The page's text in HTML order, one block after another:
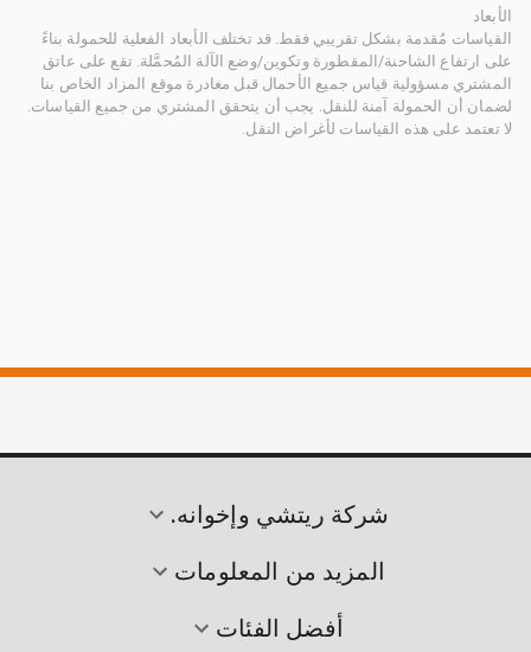
الأبعاد
القياسات مُقدمة بشكل تقريبي فقط. قد تختلف الأبعاد الفعلية للحمولة بناءً
على ارتفاع الشاحنة/المقطورة وتكوين/وضع الآلة المُحمَّلة. تقع على عاتق
المشتري مسؤولية قياس جميع الأحمال قبل مغادرة موقع المزاد الخاص بنا
لضمان أن الحمولة آمنة للنقل. يجب أن يتحقق المشتري من جميع القياسات.
لا تعتمد على هذه القياسات لأغراض النقل.
شركة ريتشي وإخوانه.
المزيد من المعلومات
أفضل الفئات